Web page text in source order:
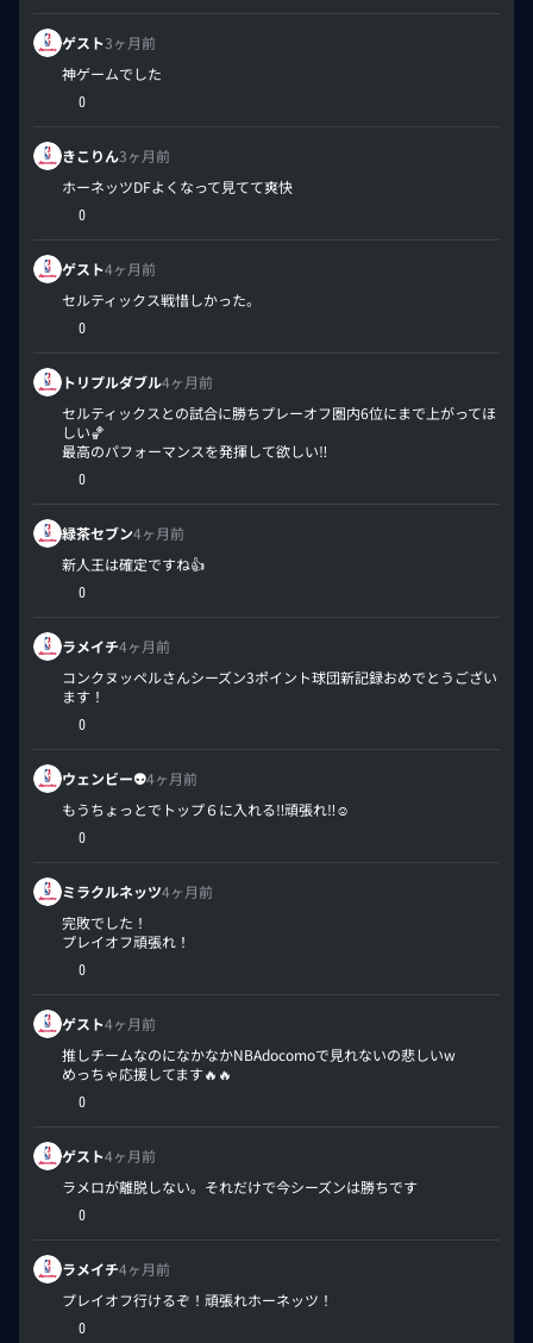
ゲスト3ヶ月前
神ゲームでした
0
きこりん3ヶ月前
ホーネッツDFよくなって見てて爽快
0
ゲスト4ヶ月前
セルティックス戦惜しかった。
0
トリプルダブル4ヶ月前
セルティックスとの試合に勝ちプレーオフ圏内6位にまで上がってほ
しい🏀
最高のパフォーマンスを発揮して欲しい‼︎
0
緑茶セブン4ヶ月前
新人王は確定ですね👍
0
ラメイチ4ヶ月前
コンクヌッペルさんシーズン3ポイント球団新記録おめでとうござい
ます！
0
ウェンビー👽4ヶ月前
もうちょっとでトップ６に入れる‼️頑張れ‼️☺️
0
ミラクルネッツ4ヶ月前
完敗でした！
プレイオフ頑張れ！
0
ゲスト4ヶ月前
推しチームなのになかなかNBAdocomoで見れないの悲しいw
めっちゃ応援してます🔥🔥
0
ゲスト4ヶ月前
ラメロが離脱しない。それだけで今シーズンは勝ちです
0
ラメイチ4ヶ月前
プレイオフ行けるぞ！頑張れホーネッツ！
0